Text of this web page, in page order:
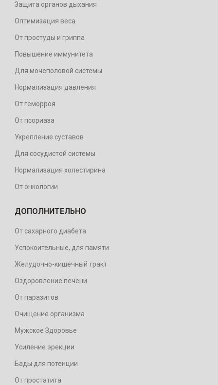
Защита органов дыхания
Оптимизация веса
От простуды и гриппа
Повышение иммунитета
Для мочеполовой системы
Нормализация давления
От геморроя
От псориаза
Укрепление суставов
Для сосудистой системы
Нормализация холестирина
От онкологии
ДОПОЛНИТЕЛЬНО
От сахарного диабета
Успокоительные, для памяти
Желудочно-кишечный тракт
Оздоровление печени
От паразитов
Очищение организма
Мужское Здоровье
Усиление эрекции
Бады для потенции
От простатита